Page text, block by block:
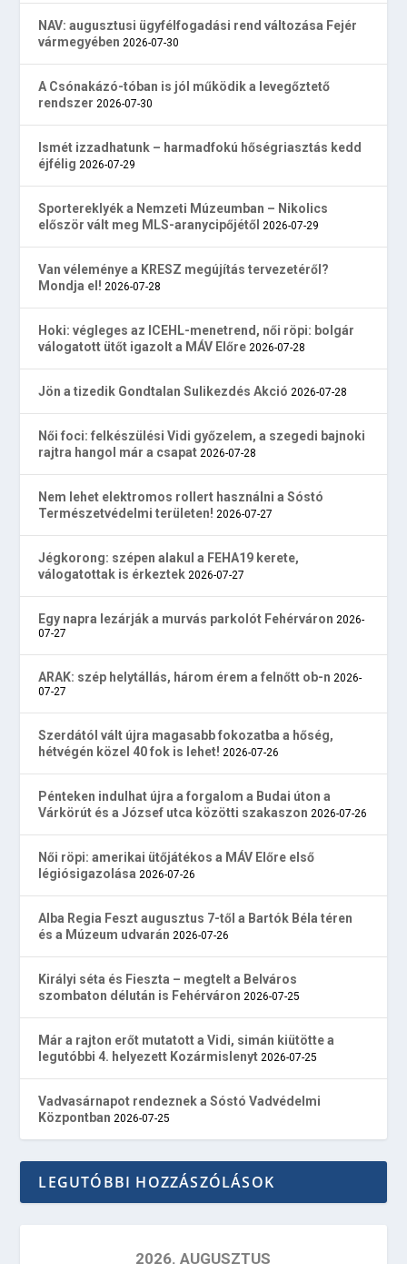
NAV: augusztusi ügyfélfogadási rend változása Fejér
vármegyében 2026-07-30
A Csónakázó-tóban is jól működik a levegőztető
rendszer 2026-07-30
Ismét izzadhatunk – harmadfokú hőségriasztás kedd
éjfélig 2026-07-29
Sportereklyék a Nemzeti Múzeumban – Nikolics
először vált meg MLS-aranycipőjétől 2026-07-29
Van véleménye a KRESZ megújítás tervezetéről?
Mondja el! 2026-07-28
Hoki: végleges az ICEHL-menetrend, női röpi: bolgár
válogatott ütőt igazolt a MÁV Előre 2026-07-28
Jön a tizedik Gondtalan Sulikezdés Akció 2026-07-28
Női foci: felkészülési Vidi győzelem, a szegedi bajnoki
rajtra hangol már a csapat 2026-07-28
Nem lehet elektromos rollert használni a Sóstó
Természetvédelmi területen! 2026-07-27
Jégkorong: szépen alakul a FEHA19 kerete,
válogatottak is érkeztek 2026-07-27
Egy napra lezárják a murvás parkolót Fehérváron 2026-
07-27
ARAK: szép helytállás, három érem a felnőtt ob-n 2026-
07-27
Szerdától vált újra magasabb fokozatba a hőség,
hétvégén közel 40 fok is lehet! 2026-07-26
Pénteken indulhat újra a forgalom a Budai úton a
Várkörút és a József utca közötti szakaszon 2026-07-26
Női röpi: amerikai ütőjátékos a MÁV Előre első
légiósigazolása 2026-07-26
Alba Regia Feszt augusztus 7-től a Bartók Béla téren
és a Múzeum udvarán 2026-07-26
Királyi séta és Fieszta – megtelt a Belváros
szombaton délután is Fehérváron 2026-07-25
Már a rajton erőt mutatott a Vidi, simán kiütötte a
legutóbbi 4. helyezett Kozármislenyt 2026-07-25
Vadvasárnapot rendeznek a Sóstó Vadvédelmi
Központban 2026-07-25
LEGUTÓBBI HOZZÁSZÓLÁSOK
2026. AUGUSZTUS